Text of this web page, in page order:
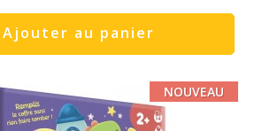
Ajouter au panier
NOUVEAU